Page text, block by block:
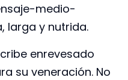
medio-
larga y nutrida.
enrevesado
su veneración. No